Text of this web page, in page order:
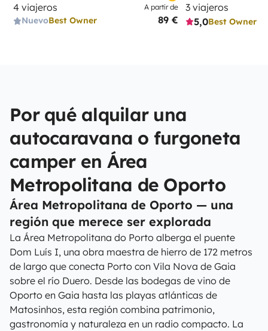
4 viajeros
NuevoBest Owner
A partir de
89 €
3 viajeros
5,0Best Owner
Por qué alquilar una
autocaravana o furgoneta
camper en Área
Metropolitana de Oporto
Área Metropolitana de Oporto — una
región que merece ser explorada
La Área Metropolitana do Porto alberga el puente
Dom Luís I, una obra maestra de hierro de 172 metros
de largo que conecta Porto con Vila Nova de Gaia
sobre el río Duero. Desde las bodegas de vino de
Oporto en Gaia hasta las playas atlánticas de
Matosinhos, esta región combina patrimonio,
gastronomía y naturaleza en un radio compacto. La